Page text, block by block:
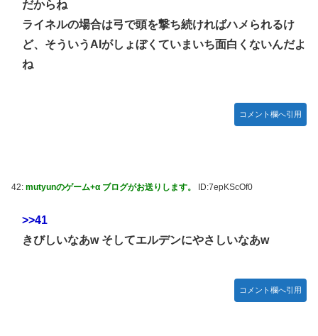
だからね
ライネルの場合は弓で頭を撃ち続ければハメられるけ
ど、そういうAIがしょぼくていまいち面白くないんだよ
ね
コメント欄へ引用
42: mutyunのゲーム+α ブログがお送りします。 ID:7epKScOf0
>>41
きびしいなあw そしてエルデンにやさしいなあw
コメント欄へ引用